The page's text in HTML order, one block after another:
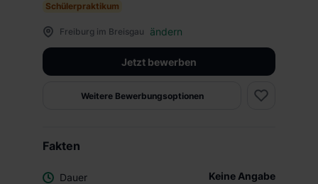
Schülerpraktikum
Freiburg im Breisgau ändern
Jetzt bewerben
Weitere Bewerbungsoptionen
Fakten
Dauer Keine Angabe